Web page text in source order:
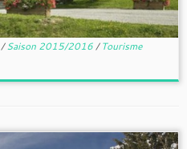
/Saison 2015/2016/Tourisme